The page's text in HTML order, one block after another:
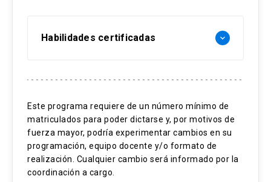
organizacionales
Metodologías de descubrimiento de procesos
organizacionales
Modelación de procesos organizacionales
cursos que conforman el diplomado de forma
pasado más de 2 años desde el inicio del primer
técnico, de acuerdo a lo solicitado como
requisito de ingreso al Diplomado.
Habilidades certificadas keyboard_arrow_down
Gestión de Procesos
Mejora Continua
Enfoque Lean
Adaptación al Cambio
Este programa requiere de un número mínimo de
matriculados para poder dictarse y, por motivos de
fuerza mayor, podría experimentar cambios en su
programación, equipo docente y/o formato de
realización. Cualquier cambio será informado por la
coordinación a cargo.